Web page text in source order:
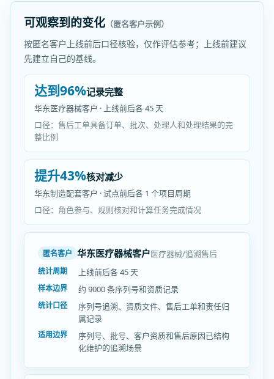
可观察到的变化 （匿名客户示例）
按匿名客户上线前后口径核验，仅作评估参考；上线前建议
先建立自己的基线。
达到96%记录完整
华东医疗器械客户 · 上线前后各 45 天
口径：售后工单具备订单、批次、处理人和处理结果的完
整比例
提升43%核对减少
华东制造配套客户 · 试点前后各 1 个项目周期
口径：角色参与、规则核对和计算任务完成情况
匿名客户 华东医疗器械客户医疗器械/追溯售后
统计周期 上线前后各 45 天
样本边界 约 9000 条序列号和资质记录
统计口径
序列号追溯、资质文件、售后工单和责任归
属记录
适用边界
序列号、批号、客户资质和售后原因已结构
化维护的追溯场景